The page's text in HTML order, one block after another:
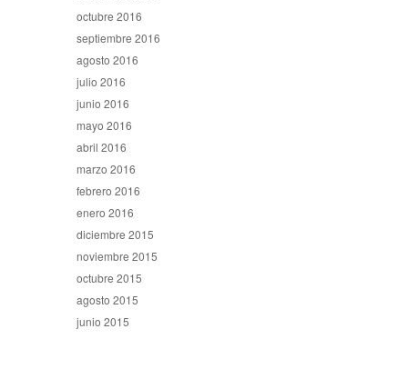
octubre 2016
septiembre 2016
agosto 2016
julio 2016
junio 2016
mayo 2016
abril 2016
marzo 2016
febrero 2016
enero 2016
diciembre 2015
noviembre 2015
octubre 2015
agosto 2015
junio 2015